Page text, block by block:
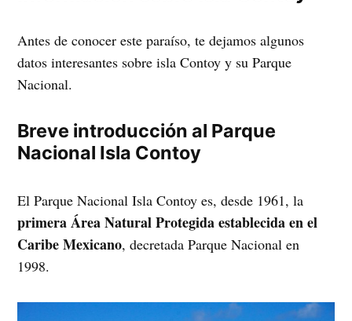
Antes de conocer este paraíso, te dejamos algunos
datos interesantes sobre isla Contoy y su Parque
Nacional.
Breve introducción al Parque
Nacional Isla Contoy
El Parque Nacional Isla Contoy es, desde 1961, la
primera Área Natural Protegida establecida en el
Caribe Mexicano, decretada Parque Nacional en
1998.